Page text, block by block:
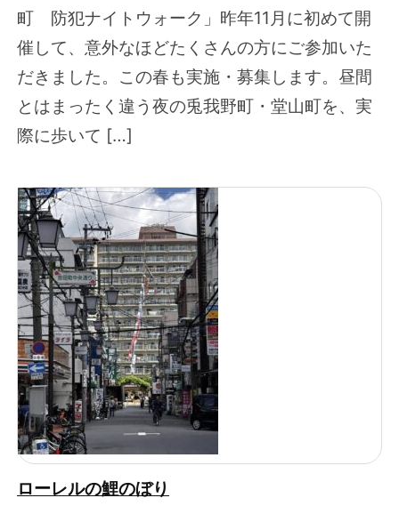
町 防犯ナイトウォーク」昨年11月に初めて開
催して、意外なほどたくさんの方にご参加いた
だきました。この春も実施・募集します。昼間
とはまったく違う夜の兎我野町・堂山町を、実
際に歩いて […]
ローレルの鯉のぼり